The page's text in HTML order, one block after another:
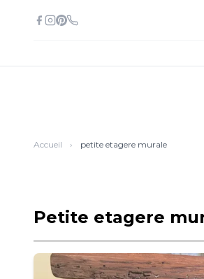
Accueil › petite etagere murale
Petite etagere